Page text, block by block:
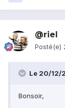
@riel
Posté(e)
Le 20/12/
Bonsoir,